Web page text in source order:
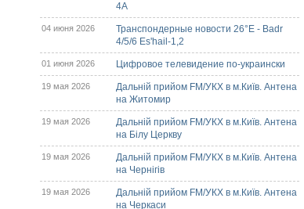
4A
04 июня 2026
Транспондерные новости 26°E - Badr
4/5/6 Es'hail-1,2
01 июня 2026 Цифровое телевидение по-украински
19 мая 2026
Дальній прийом FM/УКХ в м.Київ. Антена
на Житомир
19 мая 2026
Дальній прийом FM/УКХ в м.Київ. Антена
на Білу Церкву
19 мая 2026
Дальній прийом FM/УКХ в м.Київ. Антена
на Чернігів
19 мая 2026
Дальній прийом FM/УКХ в м.Київ. Антена
на Черкаси